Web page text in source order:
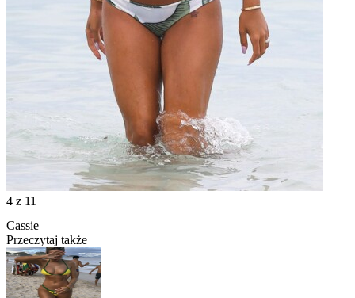
4 z 11
Cassie
Przeczytaj także